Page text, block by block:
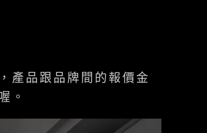
產品跟品牌間的報價金
。